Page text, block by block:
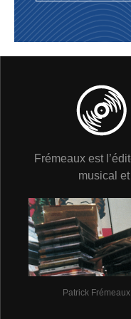
le programme
Block (voir vol. 9),
légendaire concert du
par le magazine
… ˮBig Teaˮ avait
tromboniste chez Ben
durant la seconde
toute la décennie
rond et le patron,
fasse appel à lui. En
donner aussi la
superbement lazy –
un véritable frère
aussi idéal qu’Earl
Chicago… A propos
réunir le vrai ˮAll-
attendre 1948 et le
Frémeaux est
musical
Patrick